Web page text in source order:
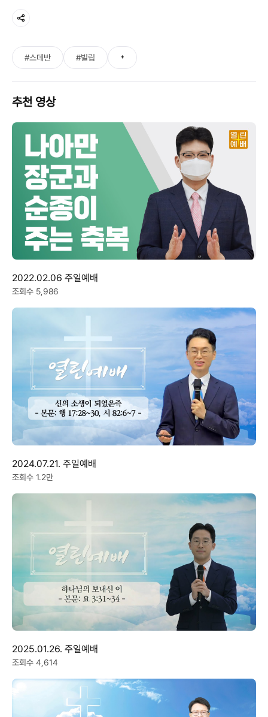
#스데반 #빌립 +
추천 영상
2022.02.06 주일예배
조회수 5,986
2024.07.21. 주일예배
조회수 1.2만
2025.01.26. 주일예배
조회수 4,614